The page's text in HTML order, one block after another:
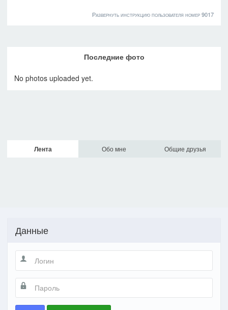
Развернуть инструкцию пользователя номер 9017
Последние фото
No photos uploaded yet.
Лента Обо мне Общие друзья
Данные